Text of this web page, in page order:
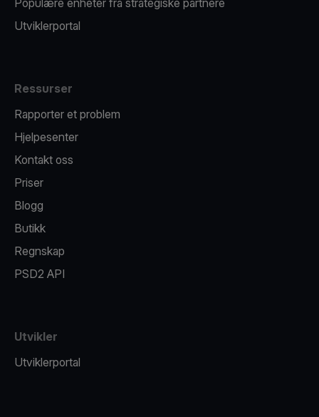
Populære enheter fra strategiske partnere
Utviklerportal
Ressurser
Rapporter et problem
Hjelpesenter
Kontakt oss
Priser
Blogg
Butikk
Regnskap
PSD2 API
Utvikler
Utviklerportal